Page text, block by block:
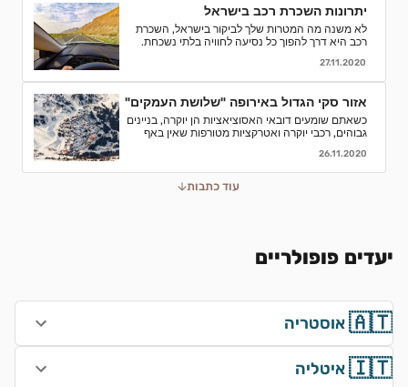
יתרונות השכרת רכב בישראל
לא משנה מה המטרות שלך לביקור בישראל, השכרת
רכב היא דרך להפוך כל נסיעה לחוויה בלתי נשכחת.
הציבורית ולבחור השכרת רכב
27.11.2020
אזור סקי הגדול באירופה "שלושת העמקים"
כשאתם שומעים דובאי האסוציאציות הן יוקרה, בניינים
גבוהים, רכבי יוקרה ואטרקציות מטורפות שאין באף
כלל מפגישות.
26.11.2020
עוד כתבות
יעדים פופולריים
🇦🇹אוסטריה
🇮🇹איטליה